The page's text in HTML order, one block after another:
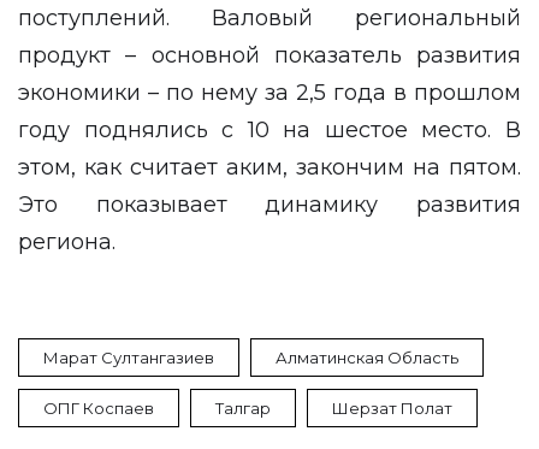
поступлений. Валовый региональный
продукт – основной показатель развития
экономики – по нему за 2,5 года в прошлом
году поднялись с 10 на шестое место. В
этом, как считает аким, закончим на пятом.
Это показывает динамику развития
региона.
Марат Султангазиев Алматинская Область
ОПГ Коспаев Талгар Шерзат Полат